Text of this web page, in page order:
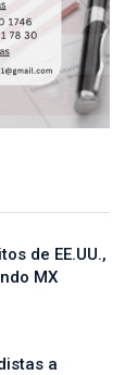
de EE.UU.,
MX
a